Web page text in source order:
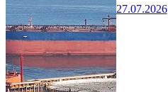
27.07.2026